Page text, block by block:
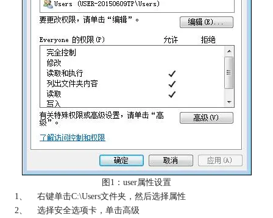
图1：user属性设置
1、 右键单击C:\Users文件夹，然后选择属性
2、 选择安全选项卡，单击高级